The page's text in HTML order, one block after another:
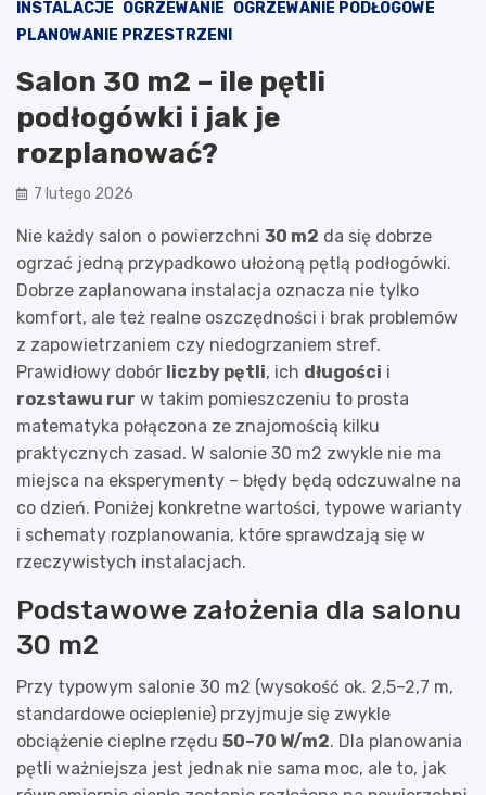
INSTALACJE OGRZEWANIE OGRZEWANIE PODŁOGOWE
PLANOWANIE PRZESTRZENI
Salon 30 m2 – ile pętli
podłogówki i jak je
rozplanować?
7 lutego 2026
Nie każdy salon o powierzchni 30 m2 da się dobrze
ogrzać jedną przypadkowo ułożoną pętlą podłogówki.
Dobrze zaplanowana instalacja oznacza nie tylko
komfort, ale też realne oszczędności i brak problemów
z zapowietrzaniem czy niedogrzaniem stref.
Prawidłowy dobór liczby pętli, ich długości i
rozstawu rur w takim pomieszczeniu to prosta
matematyka połączona ze znajomością kilku
praktycznych zasad. W salonie 30 m2 zwykle nie ma
miejsca na eksperymenty – błędy będą odczuwalne na
co dzień. Poniżej konkretne wartości, typowe warianty
i schematy rozplanowania, które sprawdzają się w
rzeczywistych instalacjach.
Podstawowe założenia dla salonu
30 m2
Przy typowym salonie 30 m2 (wysokość ok. 2,5–2,7 m,
standardowe ocieplenie) przyjmuje się zwykle
obciążenie cieplne rzędu 50–70 W/m2. Dla planowania
pętli ważniejsza jest jednak nie sama moc, ale to, jak